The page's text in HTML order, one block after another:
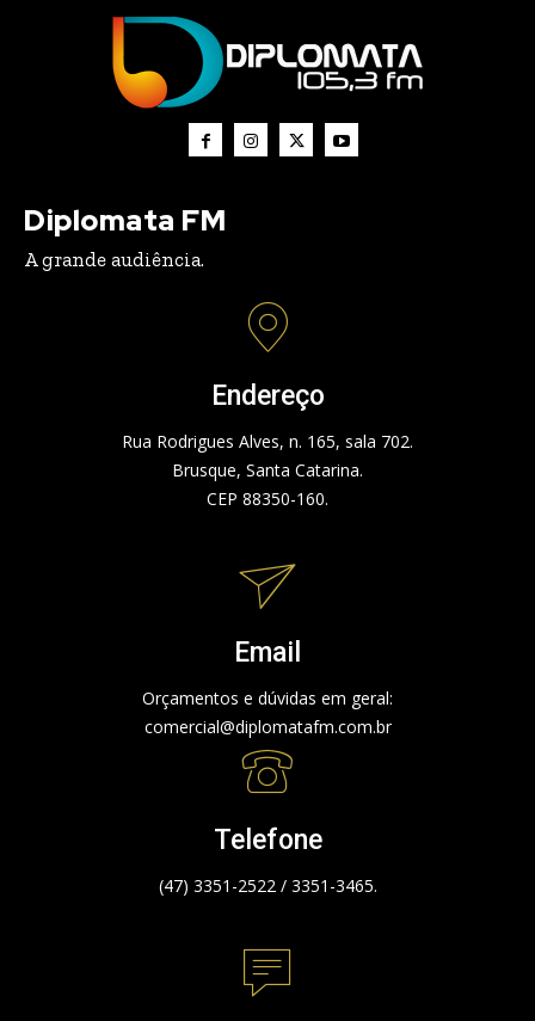
Diplomata FM
A grande audiência.
Endereço
Rua Rodrigues Alves, n. 165, sala 702.
Brusque, Santa Catarina.
CEP 88350-160.
Email
Orçamentos e dúvidas em geral:
comercial@diplomatafm.com.br
Telefone
(47) 3351-2522 / 3351-3465.